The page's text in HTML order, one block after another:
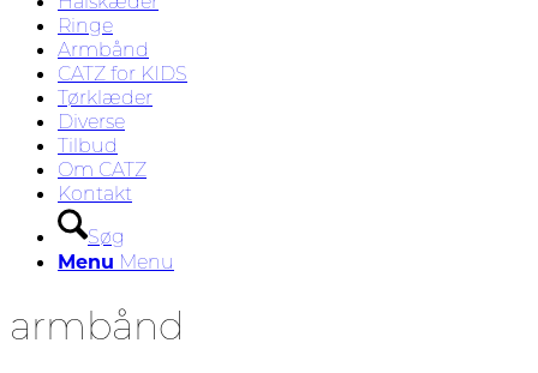
Ringe
Armbånd
CATZ for KIDS
Tørklæder
Diverse
Tilbud
Om CATZ
Kontakt
Søg
Menu Menu
armbånd